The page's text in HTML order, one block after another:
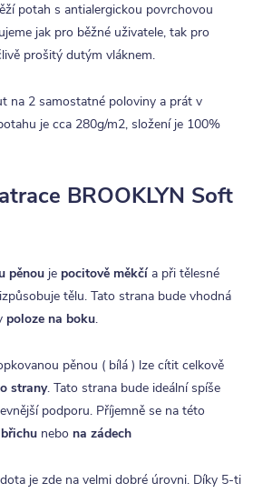
potah s antialergickou povrchovou
jak pro běžné uživatele, tak pro
prošitý dutým vláknem.
na 2 samostatné poloviny a prát v
je cca 280g/m2, složení je 100%
BROOKLYN Soft
pěnou je pocitově měkčí a při tělesné
tělu. Tato strana bude vhodná
poloze na boku.
pěnou ( bílá ) lze cítit celkově
strany. Tato strana bude ideální spíše
podporu. Příjemně se na této
nebo na zádech
je zde na velmi dobré úrovni. Díky 5-ti